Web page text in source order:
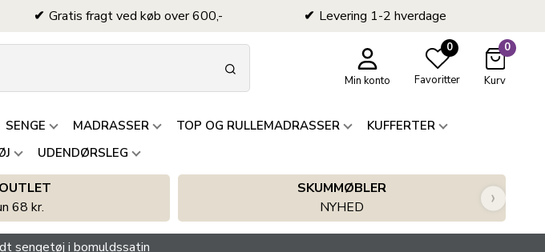
Gratis fragt ved køb over 600,- Levering 1-2 hverdage
Min konto
0
Favoritter
0
Kurv
SENGE MADRASSER TOP OG RULLEMADRASSER
KUFFERTER
UDENDØRSLEG
68 kr.
SKUMMØBLER
NYHED
›
sengetøj i bomuldssatin